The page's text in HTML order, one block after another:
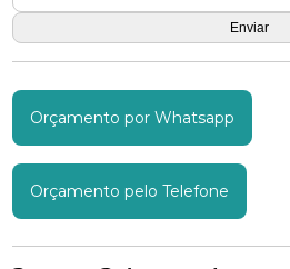
Orçamento por Whatsapp
Orçamento pelo Telefone